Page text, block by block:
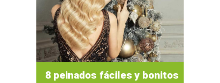
8 peinados fáciles y bonitos